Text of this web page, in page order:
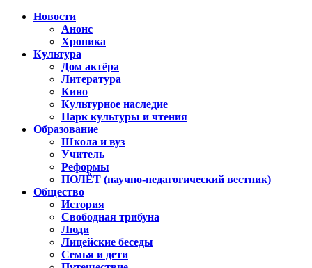
Новости
Анонс
Хроника
Культура
Дом актёра
Литература
Кино
Культурное наследие
Парк культуры и чтения
Образование
Школа и вуз
Учитель
Реформы
ПОЛЁТ (научно-педагогический вестник)
Общество
История
Свободная трибуна
Люди
Лицейские беседы
Семья и дети